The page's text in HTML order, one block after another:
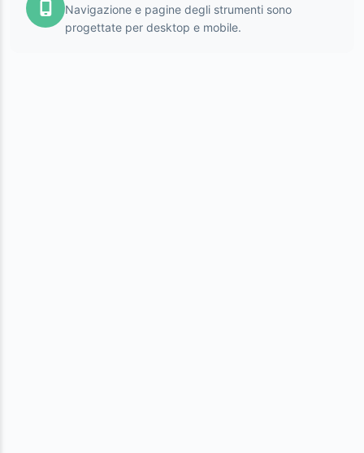
Navigazione e pagine degli strumenti sono
progettate per desktop e mobile.